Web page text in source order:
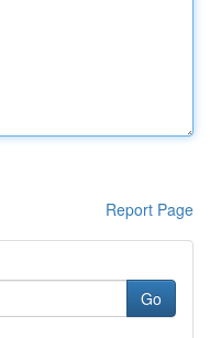
Report Page
Go